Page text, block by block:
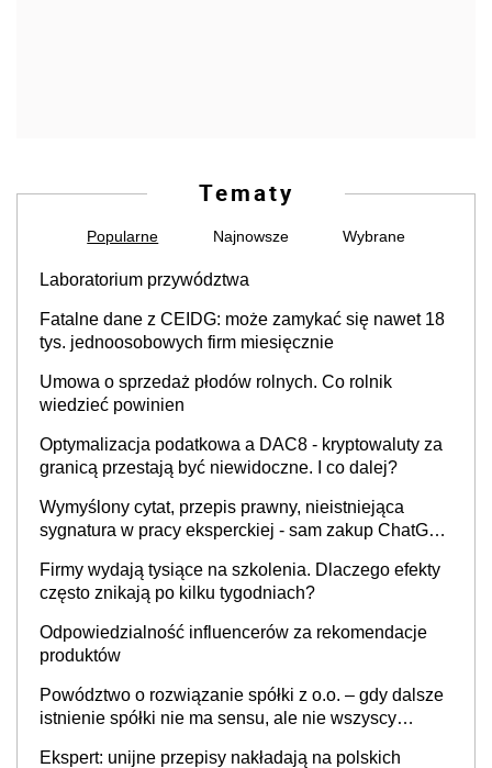
Tematy
Popularne Najnowsze Wybrane
Laboratorium przywództwa
Fatalne dane z CEIDG: może zamykać się nawet 18
tys. jednoosobowych firm miesięcznie
Umowa o sprzedaż płodów rolnych. Co rolnik
wiedzieć powinien
Optymalizacja podatkowa a DAC8 - kryptowaluty za
granicą przestają być niewidoczne. I co dalej?
Wymyślony cytat, przepis prawny, nieistniejąca
sygnatura w pracy eksperckiej - sam zakup ChatGPT
Firmy wydają tysiące na szkolenia. Dlaczego efekty
często znikają po kilku tygodniach?
Odpowiedzialność influencerów za rekomendacje
produktów
Powództwo o rozwiązanie spółki z o.o. – gdy dalsze
istnienie spółki nie ma sensu, ale nie wszyscy
Ekspert: unijne przepisy nakładają na polskich